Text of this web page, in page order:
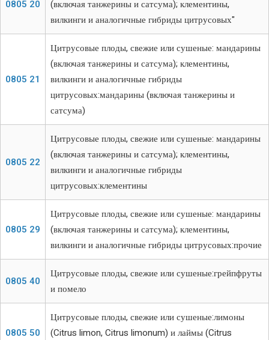
0805 20
(включая танжерины и сатсума); клементины,
вилкинги и аналогичные гибриды цитрусовых"
0805 21
Цитрусовые плоды, свежие или сушеные: мандарины
(включая танжерины и сатсума); клементины,
вилкинги и аналогичные гибриды
цитрусовых:мандарины (включая танжерины и
сатсума)
0805 22
Цитрусовые плоды, свежие или сушеные: мандарины
(включая танжерины и сатсума); клементины,
вилкинги и аналогичные гибриды
цитрусовых:клементины
0805 29
Цитрусовые плоды, свежие или сушеные: мандарины
(включая танжерины и сатсума); клементины,
вилкинги и аналогичные гибриды цитрусовых:прочие
0805 40
Цитрусовые плоды, свежие или сушеные:грейпфруты
и помело
0805 50
Цитрусовые плоды, свежие или сушеные:лимоны
(Citrus limon, Citrus limonum) и лаймы (Citrus